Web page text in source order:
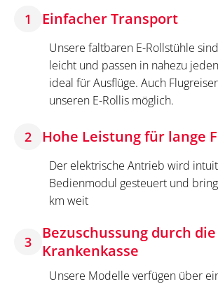
1 Einfacher Transport
Unsere faltbaren E-Rollstühle
leicht und passen in nahezu
ideal für Ausflüge. Auch
unseren E-Rollis möglich.
2 Hohe Leistung für lange
Der elektrische Antrieb wird
Bedienmodul gesteuert und
km weit
3
Bezuschussung durch die
Krankenkasse
Unsere Modelle verfügen über